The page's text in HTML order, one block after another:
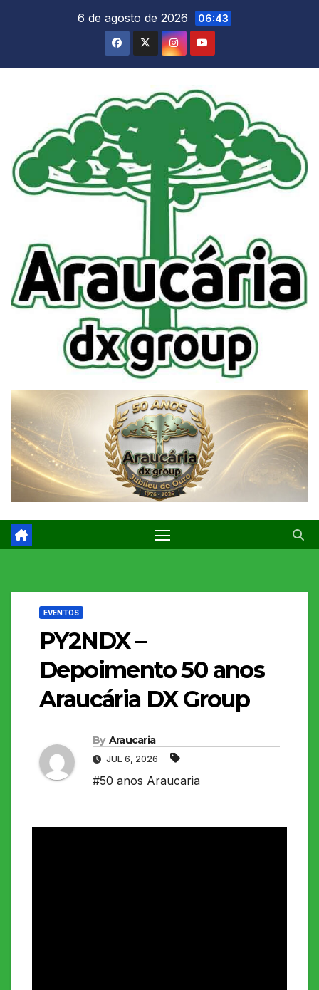
6 de agosto de 2026 06:43
EVENTOS
PY2NDX –
Depoimento 50 anos
Araucária DX Group
By Araucaria
JUL 6, 2026
#50 anos Araucaria